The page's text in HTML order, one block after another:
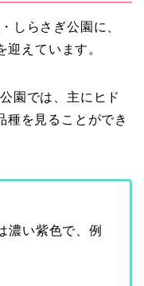
しらさぎ公園に、
えています。
園では、主にヒド
種を見ることができ
濃い紫色で、例